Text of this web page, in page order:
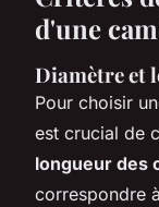
d'une
Diamètre et
Pour choisir
est crucial de
longueur des
correspondre